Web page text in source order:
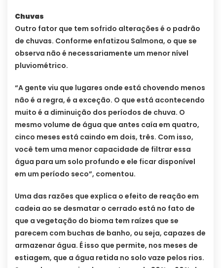
Chuvas
Outro fator que tem sofrido alterações é o padrão
de chuvas. Conforme enfatizou Salmona, o que se
observa não é necessariamente um menor nível
pluviométrico.
“A gente viu que lugares onde está chovendo menos
não é a regra, é a exceção. O que está acontecendo
muito é a diminuição dos períodos de chuva. O
mesmo volume de água que antes caía em quatro,
cinco meses está caindo em dois, três. Com isso,
você tem uma menor capacidade de filtrar essa
água para um solo profundo e ele ficar disponível
em um período seco”, comentou.
Uma das razões que explica o efeito de reação em
cadeia ao se desmatar o cerrado está no fato de
que a vegetação do bioma tem raízes que se
parecem com buchas de banho, ou seja, capazes de
armazenar água. É isso que permite, nos meses de
estiagem, que a água retida no solo vaze pelos rios.